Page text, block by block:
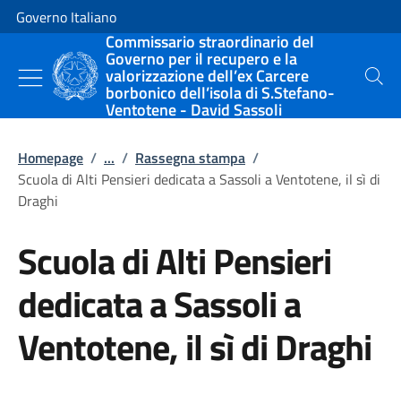
Vai al contenuto
Vai alla navigazione del sito
Governo Italiano
Commissario straordinario del
Governo per il recupero e la
valorizzazione dell’ex Carcere
borbonico dell’isola di S.Stefano-
Ventotene - David Sassoli
Cerca
Homepage / ... / Rassegna stampa /
Scuola di Alti Pensieri dedicata a Sassoli a Ventotene, il sì di
Draghi
Scuola di Alti Pensieri
dedicata a Sassoli a
Ventotene, il sì di Draghi